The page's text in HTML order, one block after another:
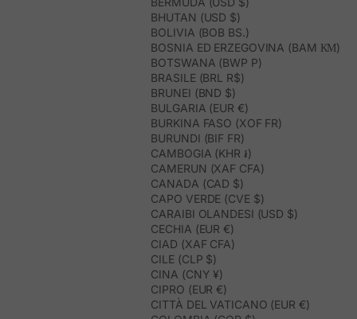
BHUTAN (USD $)
BOLIVIA (BOB BS.)
BOSNIA ED ERZEGOVINA (BAM КМ)
BOTSWANA (BWP P)
BRASILE (BRL R$)
BRUNEI (BND $)
BULGARIA (EUR €)
BURKINA FASO (XOF FR)
BURUNDI (BIF FR)
CAMBOGIA (KHR ៛)
CAMERUN (XAF CFA)
CANADA (CAD $)
CAPO VERDE (CVE $)
CARAIBI OLANDESI (USD $)
CECHIA (EUR €)
CIAD (XAF CFA)
CILE (CLP $)
CINA (CNY ¥)
CIPRO (EUR €)
CITTÀ DEL VATICANO (EUR €)